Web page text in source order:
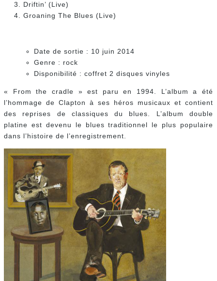
Driftin’ (Live)
Groaning The Blues (Live)
Date de sortie : 10 juin 2014
Genre : rock
Disponibilité : coffret 2 disques vinyles
« From the cradle » est paru en 1994. L’album a été
l’hommage de Clapton à ses héros musicaux et contient
des reprises de classiques du blues. L’album double
platine est devenu le blues traditionnel le plus populaire
dans l’histoire de l’enregistrement.